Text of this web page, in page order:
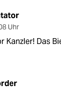
Uhr
Kanzler! Das